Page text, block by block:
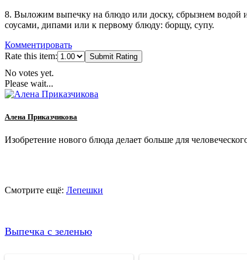
8. Выложим выпечку на блюдо или доску, сбрызнем водой
соусами, дипами или к первому блюду: борщу, супу.
Комментировать
Rate this item:
Submit Rating
No votes yet.
Please wait...
Алена Приказчикова
Изобретение нового блюда делает больше для
Смотрите ещё: Лепешки
Выпечка с зеленью